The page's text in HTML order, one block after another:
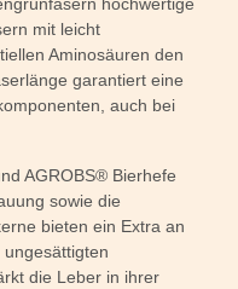
mit leicht
Aminosäuren den
garantiert eine
auch bei
AGROBS® Bierhefe
sowie die
bieten ein Extra an
die Leber in ihrer